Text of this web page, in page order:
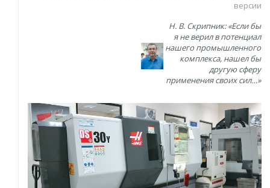
версии
Н. В. Скрипник: «Если бы
я не верил в потенциал
нашего промышленного
комплекса, нашел бы
другую сферу
применения своих сил…»